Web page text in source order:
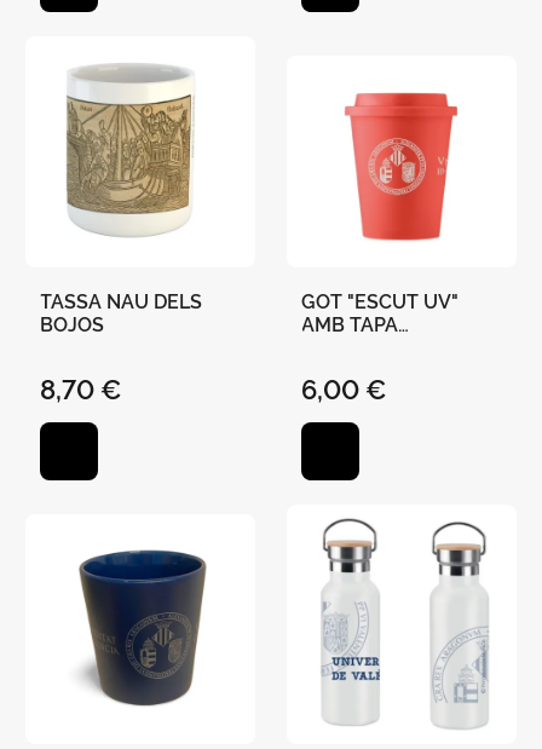
TASSA NAU DELS
BOJOS
8,70 €
GOT "ESCUT UV"
AMB TAPA
6,00 €